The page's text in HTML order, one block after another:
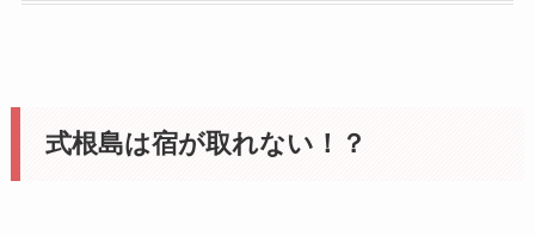
式根島は宿が取れない！？